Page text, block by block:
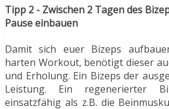
Tipp 2 - Zwischen 2 Tagen des
Pause einbauen
Damit sich euer Bizeps
harten Workout, benötigt dieser
und Erholung. Ein Bizeps der
Leistung. Ein regenerierter
einsatzfähig als z.B. die